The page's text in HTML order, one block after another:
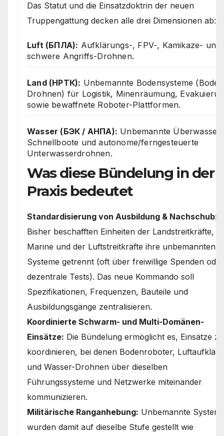
Das Statut und die Einsatzdoktrin der neuen
Truppengattung decken alle drei Dimensionen ab:
Luft (БПЛА): Aufklärungs-, FPV-, Kamikaze- und
schwere Angriffs-Drohnen.
Land (НРТК): Unbemannte Bodensysteme
Drohnen) für Logistik, Minenräumung,
sowie bewaffnete Roboter-Plattformen.
Wasser (БЭК / АНПА): Unbemannte Überwasser-
Schnellboote und autonome/ferngesteuerte
Unterwasserdrohnen.
Was diese Bündelung in der
Praxis bedeutet
Standardisierung von Ausbildung & Nachschub:
Bisher beschafften Einheiten der Landstreitkräfte,
Marine und der Luftstreitkräfte ihre unbemannten
Systeme getrennt (oft über freiwillige Spenden oder
dezentrale Tests). Das neue Kommando soll
Spezifikationen, Frequenzen, Bauteile und
Ausbildungsgänge zentralisieren.
Koordinierte Schwarm- und Multi-Domänen-
Einsätze: Die Bündelung ermöglicht es, Einsätze zu
koordinieren, bei denen Bodenroboter,
und Wasser-Drohnen über dieselben
Führungssysteme und Netzwerke miteinander
kommunizieren.
Militärische Ranganhebung: Unbemannte
wurden damit auf dieselbe Stufe gestellt wie